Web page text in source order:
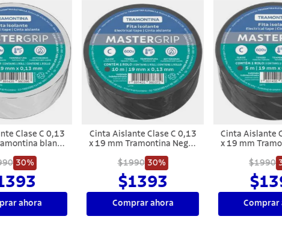
Cinta Aislante Clase C 0,13
x 19 mm Tramontina Negro
Comprar ahora
Cinta Aislante Clase C 0,13
x 19 mm Tramontina Negro
Comprar ahora